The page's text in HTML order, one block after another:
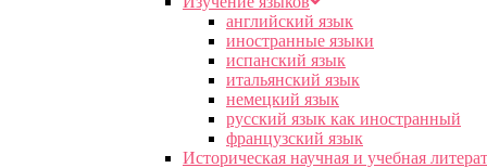
английский язык
иностранные языки
испанский язык
итальянский язык
немецкий язык
русский язык как иностранный
французский язык
Историческая научная и учебная